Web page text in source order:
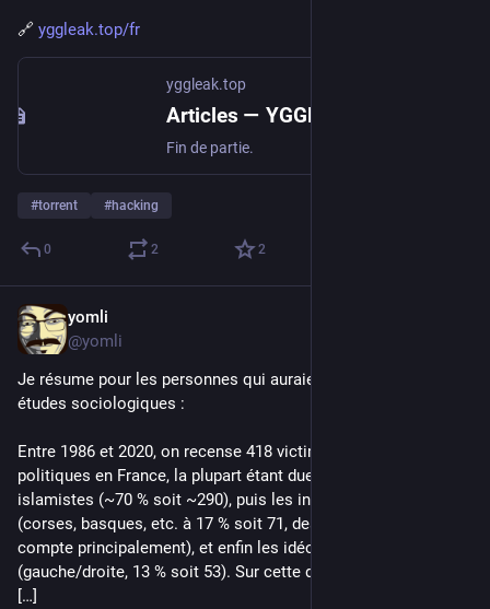
🔗 yggleak.top/fr
yggleak.top
Articles — YGGLeak
Fin de partie.
#torrent #hacking
0 2 2
yomli
@yomli
Je résume pour les personnes qui auraient du mal avec les
études sociologiques :
Entre 1986 et 2020, on recense 418 victimes de violences
politiques en France, la plupart étant dues aux attentats
islamistes (~70 % soit ~290), puis les indépendantistes
(corses, basques, etc. à 17 % soit 71, des règlements de
compte principalement), et enfin les idéologiques
(gauche/droite, 13 % soit 53). Sur cette dernière catégorie la
[…]